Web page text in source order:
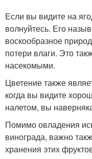
Если вы видите на
волнуйтесь. Его
воскообразное
потери влаги. Это
насекомыми.
Цветение также
когда вы видите
налетом, вы
Помимо овладения
винограда, важно
хранения этих